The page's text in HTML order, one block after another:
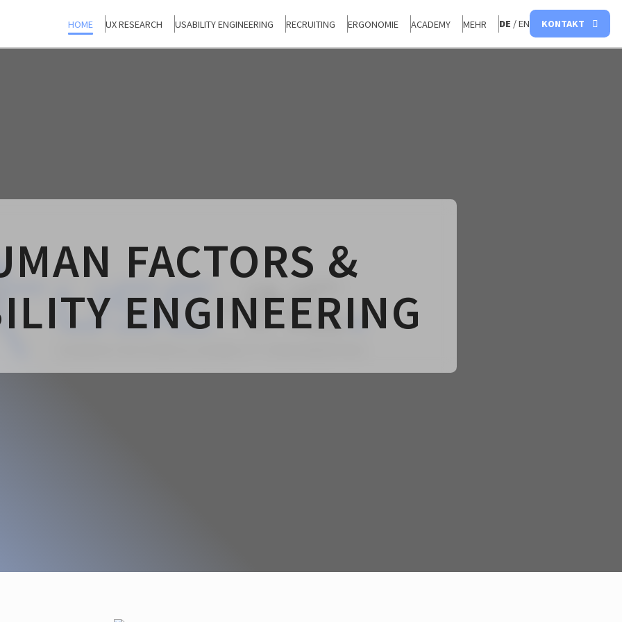
HOME UX RESEARCH USABILITY ENGINEERING RECRUITING ERGONOMIE ACADEMY MEHR DE / EN KONTAKT
FACTORS &
ENGINEERING